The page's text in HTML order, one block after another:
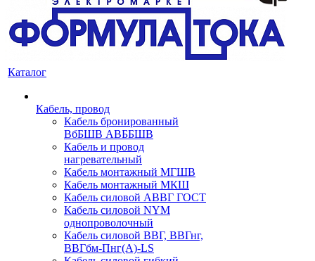
Каталог
Кабель, провод
Кабель бронированный
ВбБШВ АВББШВ
Кабель и провод
нагревательный
Кабель монтажный МГШВ
Кабель монтажный МКШ
Кабель силовой АВВГ ГОСТ
Кабель силовой NYM
однопроволочный
Кабель силовой ВВГ, ВВГнг,
ВВГбм-Пнг(А)-LS